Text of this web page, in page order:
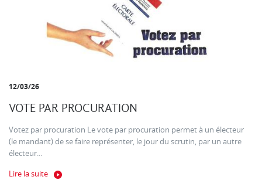
12/03/26
VOTE PAR PROCURATION
Votez par procuration Le vote par procuration permet à un électeur
(le mandant) de se faire représenter, le jour du scrutin, par un autre
électeur...
Lire la suite